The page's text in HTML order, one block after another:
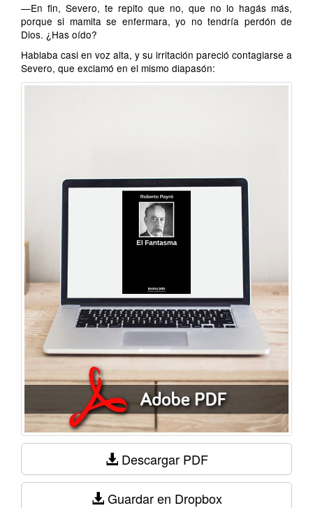
—En fin, Severo, te repito que no, que no lo hagás más,
porque si mamita se enfermara, yo no tendría perdón de
Dios. ¿Has oído?
Hablaba casi en voz alta, y su irritación pareció contagiarse a
Severo, que exclamó en el mismo diapasón:
Descargar PDF
Guardar en Dropbox